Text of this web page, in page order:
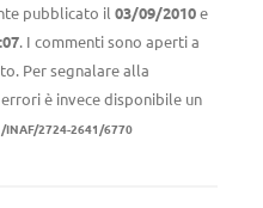
pubblicato il 03/09/2010e
. I commenti sono aperti a
Per segnalare alla
è invece disponibile un
INAF/2724-2641/6770